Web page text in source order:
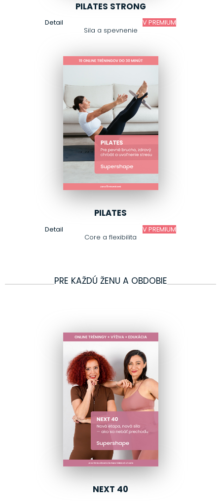
PILATES STRONG
Sila a spevnenie
Detail V PREMIUM
PILATES
Core a flexibilita
Detail V PREMIUM
PRE KAŽDÚ ŽENU A OBDOBIE
NEXT 40